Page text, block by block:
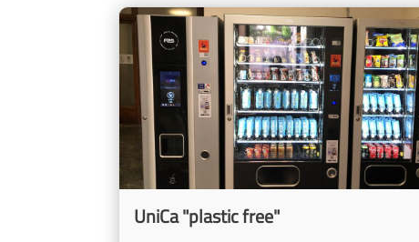
Cards
Image
UniCa "plastic free"